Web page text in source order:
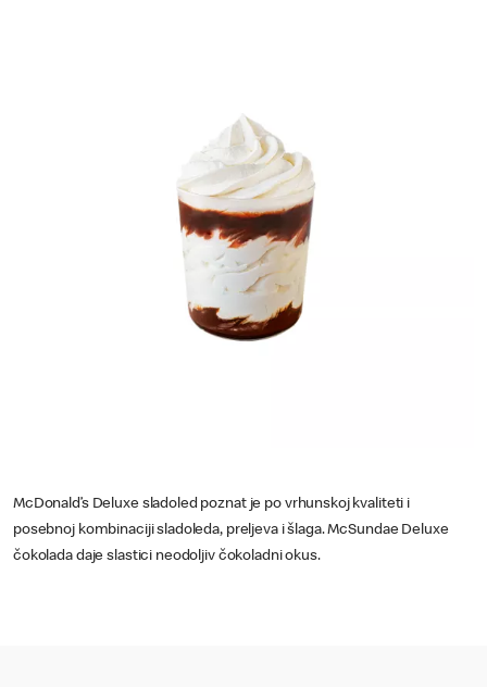
McDonald’s Deluxe sladoled poznat je po vrhunskoj kvaliteti i
posebnoj kombinaciji sladoleda, preljeva i šlaga. McSundae Deluxe
čokolada daje slastici neodoljiv čokoladni okus.